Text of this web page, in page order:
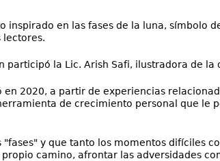
en las fases de la luna, símbolo
lectores.
la Lic. Arish Safi, ilustradora de la
2020, a partir de experiencias
de crecimiento personal que le
y que tanto los momentos difíciles
camino, afrontar las adversidades